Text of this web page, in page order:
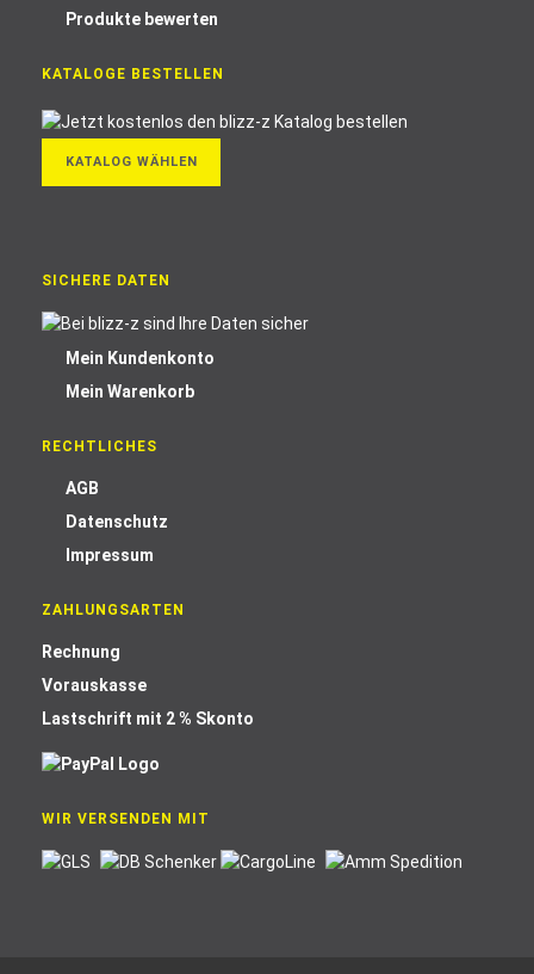
Produkte bewerten
KATALOGE BESTELLEN
KATALOG WÄHLEN
SICHERE DATEN
Mein Kundenkonto
Mein Warenkorb
RECHTLICHES
AGB
Datenschutz
Impressum
ZAHLUNGSARTEN
Rechnung
Vorauskasse
Lastschrift mit 2 % Skonto
WIR VERSENDEN MIT